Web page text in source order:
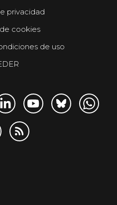
privacidad
cookies
de uso